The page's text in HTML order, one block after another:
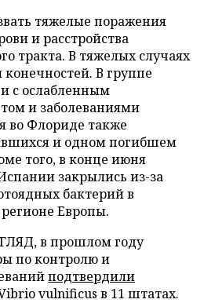
тяжелые поражения
и расстройства
тракта. В тяжелых случаях
конечностей. В группе
с ослабленным
и заболеваниями
во Флориде также
и одном погибшем
того, в конце июня
закрылись из-за
бактерий в
Европы.
в прошлом году
по контролю и
подтвердили
vulnificus в 11 штатах.